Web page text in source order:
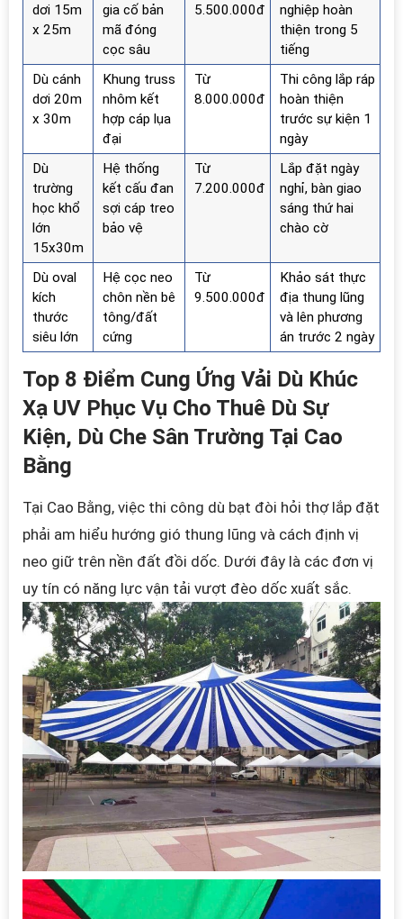
dơi 15m
x 25m
gia cố bản
mã đóng
cọc sâu
5.500.000đ
nghiệp hoàn
thiện trong 5
tiếng
Dù cánh
dơi 20m
x 30m
Khung truss
nhôm kết
hợp cáp lụa
đại
Từ
8.000.000đ
Thi công lắp ráp
hoàn thiện
trước sự kiện 1
ngày
Dù
trường
học khổ
lớn
15x30m
Hệ thống
kết cấu đan
sợi cáp treo
bảo vệ
Từ
7.200.000đ
Lắp đặt ngày
nghỉ, bàn giao
sáng thứ hai
chào cờ
Dù oval
kích
thước
siêu lớn
Hệ cọc neo
chôn nền bê
tông/đất
cứng
Từ
9.500.000đ
Khảo sát thực
địa thung lũng
và lên phương
án trước 2 ngày
Top 8 Điểm Cung Ứng Vải Dù Khúc
Xạ UV Phục Vụ Cho Thuê Dù Sự
Kiện, Dù Che Sân Trường Tại Cao
Bằng
Tại Cao Bằng, việc thi công dù bạt đòi hỏi thợ lắp đặt
phải am hiểu hướng gió thung lũng và cách định vị
neo giữ trên nền đất đồi dốc. Dưới đây là các đơn vị
uy tín có năng lực vận tải vượt đèo dốc xuất sắc.